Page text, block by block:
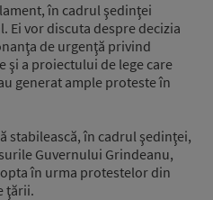
în cadrul şedinţei
Ei vor discuta despre decizia
de urgenţă privind
şi a proiectului de lege care
generat ample proteste în
stabilească, în cadrul şedinţei,
Guvernului Grindeanu,
în urma protestelor din
ţării.